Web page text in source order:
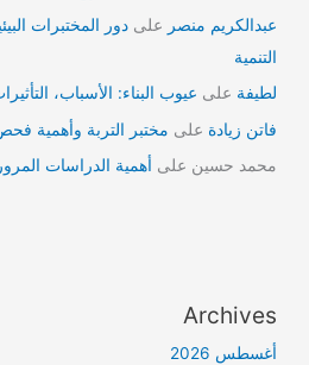
عبدالكريم منصر علىدور المختبرات
التنمية
لطيفة على عيوب البناء: الأسباب،
فاتن زيادة على مختبر التربة وأهمية فحص
محمد حسين على أهمية الدراسات
Archives
أغسطس 2026